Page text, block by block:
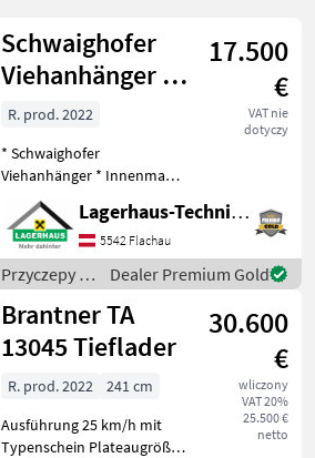
Schwaighofer
Viehanhänger /
Viehhänger VAH
500
17.500
€
VAT nie
dotyczy
R. prod. 2022
* Schwaighofer
Viehanhänger * Innenmaß
5x2, 3 * hydraulische
Heckklappe mit
Außenbedienung und
Drosselventilen * Deichsel
hydraulisch Ausschiebbar
mit hydraulische
Lagerhaus-Technik Flachau
5542 Flachau
Przyczepy /
Schwaighofer
Dealer Premium Gold
Brantner TA
13045 Tieflader
30.600
€
wliczony
VAT 20%
25.500 €
netto
R. prod. 2022
241 cm
Ausführung 25 km/h mit
Typenschein Plateaugröße